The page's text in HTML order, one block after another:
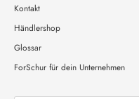
Kontakt
Händlershop
Glossar
ForSchur für dein Unternehmen